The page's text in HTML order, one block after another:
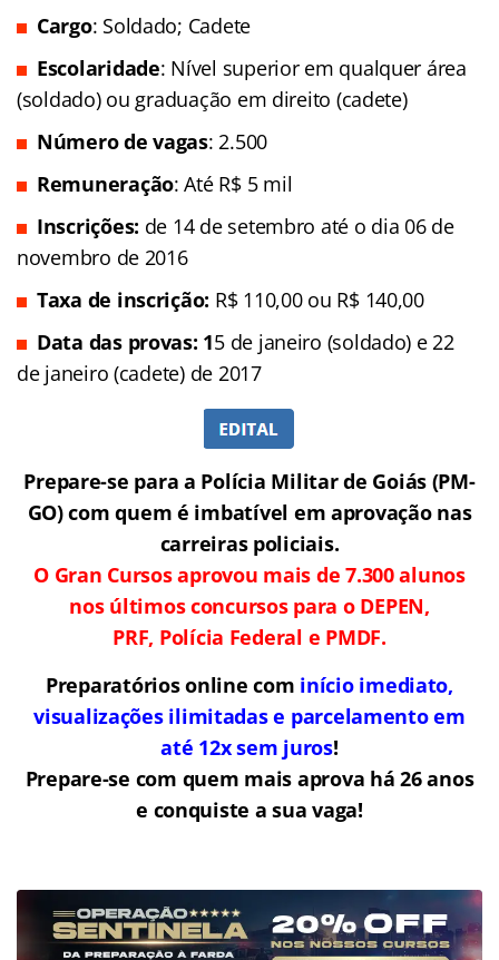
Cargo: Soldado; Cadete
Escolaridade: Nível superior em qualquer área
(soldado) ou graduação em direito (cadete)
Número de vagas: 2.500
Remuneração: Até R$ 5 mil
Inscrições: de 14 de setembro até o dia 06 de
novembro de 2016
Taxa de inscrição: R$ 110,00 ou R$ 140,00
Data das provas: 15 de janeiro (soldado) e 22
de janeiro (cadete) de 2017
Prepare-se para a Polícia Militar de Goiás (PM-
GO) com quem é imbatível em aprovação nas
carreiras policiais.
O Gran Cursos aprovou mais de 7.300 alunos
nos últimos concursos para o DEPEN,
PRF, Polícia Federal e PMDF.
Preparatórios online com início imediato,
visualizações ilimitadas e parcelamento em
até 12x sem juros!
Prepare-se com quem mais aprova há 26 anos
e conquiste a sua vaga!